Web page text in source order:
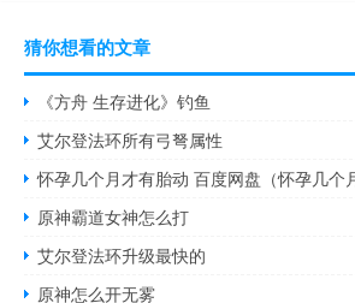
猜你想看的文章
《方舟 生存进化》钓鱼
艾尔登法环所有弓弩属性
怀孕几个月才有胎动 百度网盘（怀孕几个
原神霸道女神怎么打
艾尔登法环升级最快的
原神怎么开无雾